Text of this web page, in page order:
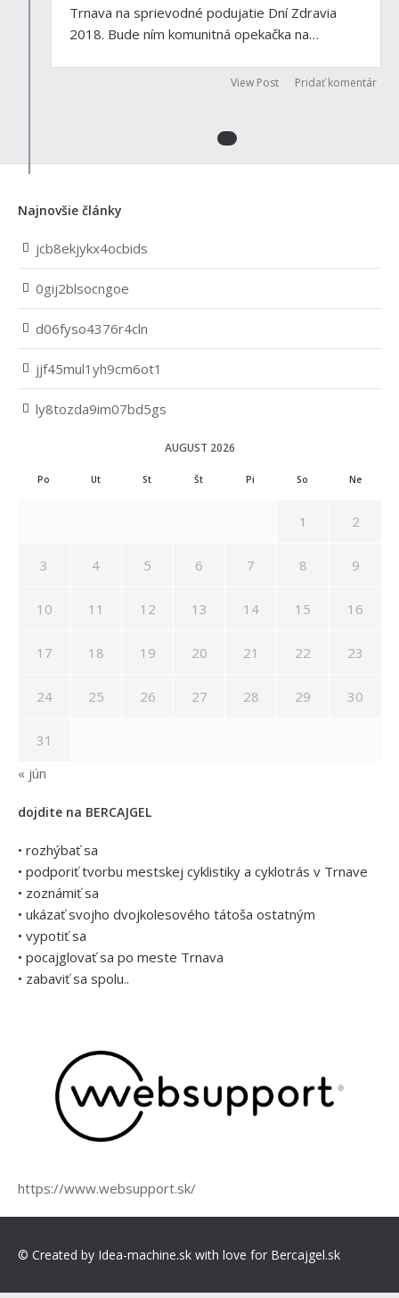
Trnava na sprievodné podujatie Dní Zdravia
2018. Bude ním komunitná opekačka na…
View Post Pridať komentár
Najnovšie články
jcb8ekjykx4ocbids
0gij2blsocngoe
d06fyso4376r4cln
jjf45mul1yh9cm6ot1
ly8tozda9im07bd5gs
AUGUST 2026
Po Ut St Št Pi So Ne
1 2
3 4 5 6 7 8 9
10 11 12 13 14 15 16
17 18 19 20 21 22 23
24 25 26 27 28 29 30
31
« jún
dojdite na BERCAJGEL
• rozhýbať sa
• podporiť tvorbu mestskej cyklistiky a cyklotrás v Trnave
• zoznámiť sa
• ukázať svojho dvojkolesového tátoša ostatným
• vypotiť sa
• pocajglovať sa po meste Trnava
• zabaviť sa spolu..
https://www.websupport.sk/
© Created by Idea-machine.sk with love for Bercajgel.sk